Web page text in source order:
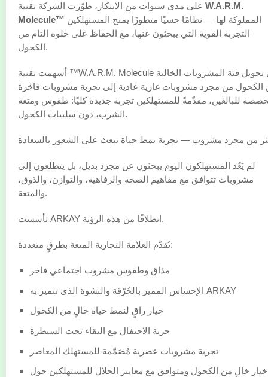
W.A.R.M.
Molecule™
التجربة القوية التي يبحثون عنها، مع الحفاظ على خلوه التام من
الكحول.
أسهمت تقنية ™W.A.R.M. Molecule في تحويل فئة المشروبات الخالية
الكحول من مجرد مشروبات غازية عادية إلى تجربة مشروبات فاخرة
للبالغين، مقدّمةً للمستهلكين تجربة جديدة كليًا: طقوس ومتعة
الشرب، دون سلبيات الكحول.
من مجرد مشروب — تجربة نمط حياة تبعث على الشعور بالسعادة
لم يَعُد المستهلكون اليوم يبحثون عن مجرد بديل، بل يتطلعون إلى
مشروبات تتوافق مع مفاهيم الصحة والرفاهية، والتوازن، والذوق،
والمتعة.
تأسست ARKAY انطلاقًا من هذه الرؤية.
تُقدّم العلامة التجارية المتعة بطرقٍ متعددة:
مذاق وطقوس مشروب اجتماعي فاخر
الإحساس المميز بالحُرْقة والنشوة الذي تتميز به ARKAY
خيار راقٍ لنمط حياة خالٍ من الكحول
حرية الاحتفال مع البقاء تحت السيطرة
تجربة مشروبات عصرية مُصَمَّمة للمستهلك المعاصر
خيار خالٍ من الكحول ومتوافق مع معايير الحلال للمستهلكين حول